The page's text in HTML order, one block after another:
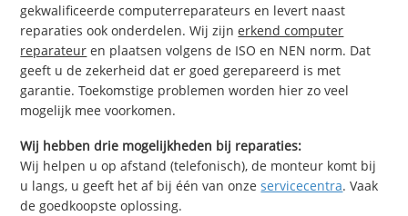
gekwalificeerde computerreparateurs en levert naast
reparaties ook onderdelen. Wij zijnerkend computer
reparateur en plaatsen volgens de ISO en NEN norm. Dat
geeft u de zekerheid dat er goed gerepareerd is met
garantie. Toekomstige problemen worden hier zo veel
mogelijk mee voorkomen.
Wij hebben drie mogelijkheden bij reparaties:
Wij helpen u op afstand (telefonisch), de monteur komt bij
u langs, u geeft het af bij één van onzeservicecentra. Vaak
de goedkoopste oplossing.